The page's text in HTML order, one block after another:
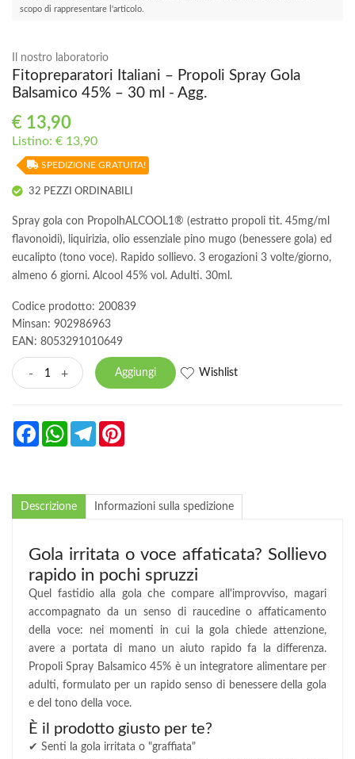
scopo di rappresentare l'articolo.
Il nostro laboratorio
Fitopreparatori Italiani – Propoli Spray Gola
Balsamico 45% – 30 ml - Agg.
€ 13,90
Listino: € 13,90
SPEDIZIONE GRATUITA!
32 PEZZI ORDINABILI
Spray gola con PropolhALCOOL1® (estratto propoli tit. 45mg/ml
flavonoidi), liquirizia, olio essenziale pino mugo (benessere gola) ed
eucalipto (tono voce). Rapido sollievo. 3 erogazioni 3 volte/giorno,
almeno 6 giorni. Alcool 45% vol. Adulti. 30ml.
Codice prodotto: 200839
Minsan: 902986963
EAN: 8053291010649
- + Aggiungi Wishlist
FacebookWhatsAppTelegram
Descrizione Informazioni sulla spedizione
Gola irritata o voce affaticata? Sollievo
rapido in pochi spruzzi
Quel fastidio alla gola che compare all'improvviso, magari
accompagnato da un senso di raucedine o affaticamento
della voce: nei momenti in cui la gola chiede attenzione,
avere a portata di mano un aiuto rapido fa la differenza.
Propoli Spray Balsamico 45% è un integratore alimentare per
adulti, formulato per un rapido senso di benessere della gola
e del tono della voce.
È il prodotto giusto per te?
✔ Senti la gola irritata o "graffiata"